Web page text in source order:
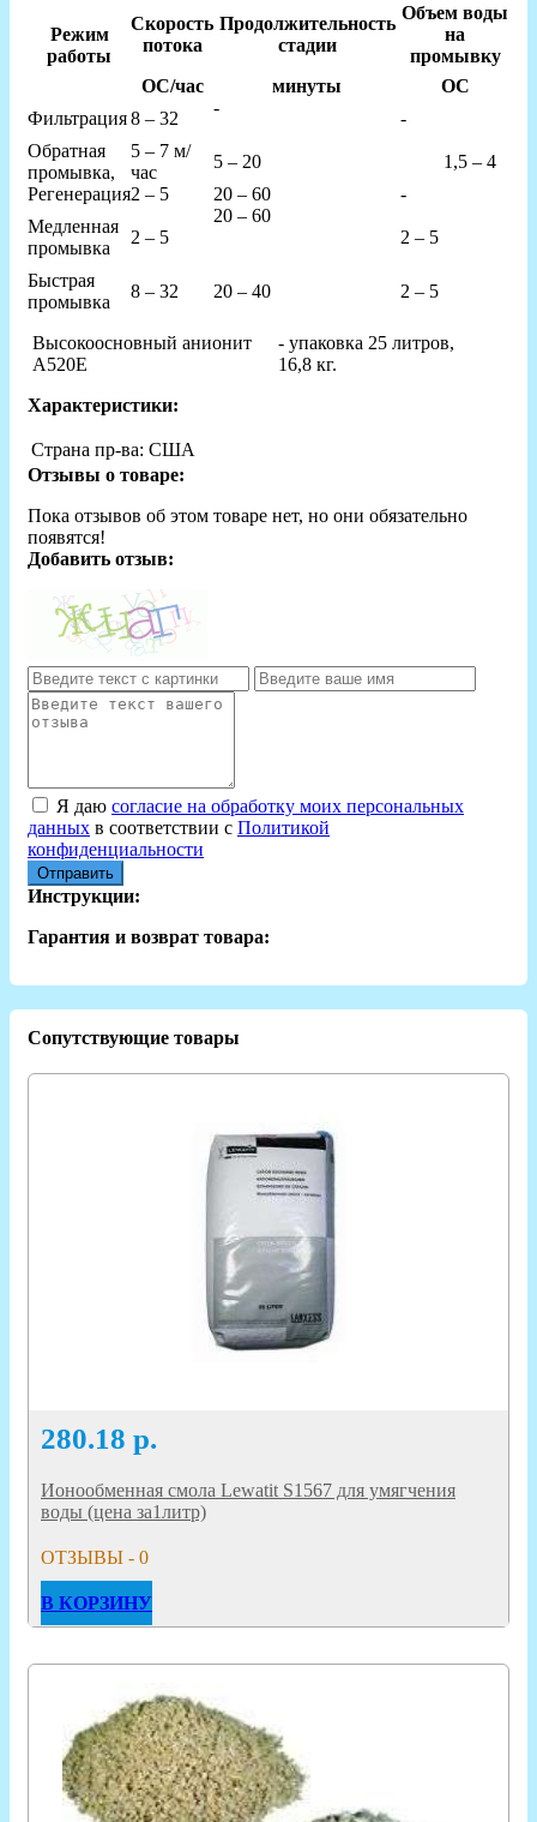
Режим
работы
Скорость
потока
Продолжительность
стадии
Объем воды
на
промывку
ОС/час
минуты
ОС
Фильтрация8 – 32
-
-
Обратная
промывка,
5 – 7 м/
час
5 – 20
1,5 – 4
Регенерация2 – 5 20 – 60
-
Медленная
промывка
2 – 5
20 – 60
2 – 5
Быстрая
промывка
8 – 32 20 – 40 2 – 5
Высокоосновный анионит
А520E
- упаковка 25 литров,
16,8 кг.
Характеристики:
Страна пр-ва: США
Отзывы о товаре:
Пока отзывов об этом товаре нет, но они обязательно
появятся!
Добавить отзыв:
Я даю согласие на обработку моих персональных
данных в соответствии с Политикой
конфиденциальности
Отправить
Инструкции:
Гарантия и возврат товара:
Сопутствующие товары
280.18 р.
Ионообменная смола Lewatit S1567 для умягчения
воды (цена за1литр)
ОТЗЫВЫ - 0
В КОРЗИНУ